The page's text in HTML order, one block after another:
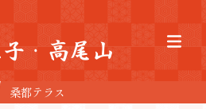
・高尾山
桑都テラス